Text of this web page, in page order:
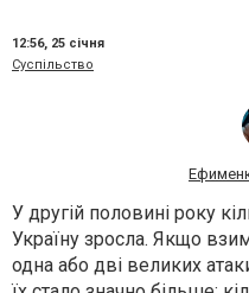
12:56, 25 січня
Суспільство
У другій половині року
Україну зросла. Якщо
одна або дві великих